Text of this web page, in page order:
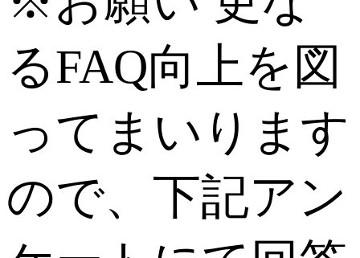
るFAQ向上を図
ってまいります
ので、下記アン